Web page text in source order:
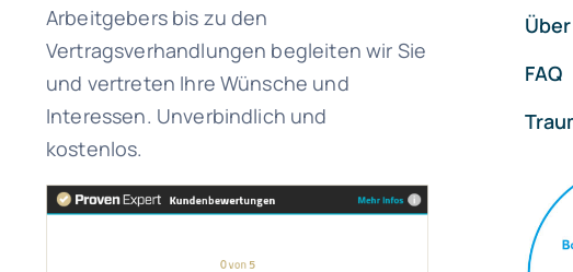
Arbeitgebers bis zu den
Vertragsverhandlungen begleiten wir Sie
und vertreten Ihre Wünsche und
Interessen. Unverbindlich und
kostenlos.
FAQ